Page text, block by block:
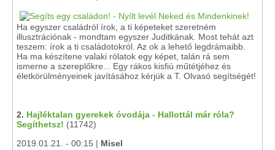
Ha egyszer családról írok, a ti képeteket szeretném
illusztrációnak - mondtam egyszer Juditkának. Most tehát azt
teszem: írok a ti családotokról. Az ok a lehető legdrámaibb.
Ha ma készítene valaki rólatok egy képet, talán rá sem
ismerne a szereplőkre... Egy rákos kisfiú műtétjéhez és
életkörülményeinek javításához kérjük a T. Olvasó segítségét!
2. Hajléktalan gyerekek óvodája - Hallottál már róla?
Segíthetsz! (11742)
2019.01.21. - 00:15 | Misel